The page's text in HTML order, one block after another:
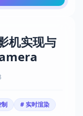
机实现与
制 # 实时渲染